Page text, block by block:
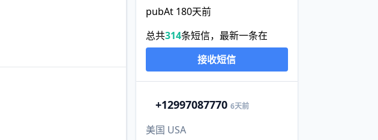
pubAt 180天前
总共314条短信，最新一条在
接收短信
+12997087770 6天前
美国 USA